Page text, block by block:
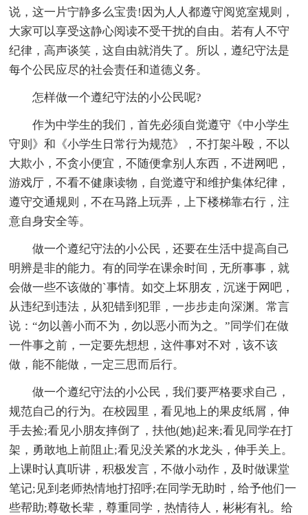
说，这一片宁静多么宝贵!因为人人都遵守阅览室规则，
大家可以享受这静心阅读不受干扰的自由。若有人不守
纪律，高声谈笑，这自由就消失了。所以，遵纪守法是
每个公民应尽的社会责任和道德义务。
怎样做一个遵纪守法的小公民呢?
作为中学生的我们，首先必须自觉遵守《中小学生
守则》和《小学生日常行为规范》，不打架斗殴，不以
大欺小，不贪小便宜，不随便拿别人东西，不进网吧，
游戏厅，不看不健康读物，自觉遵守和维护集体纪律，
遵守交通规则，不在马路上玩弄，上下楼梯靠右行，注
意自身安全等。
做一个遵纪守法的小公民，还要在生活中提高自己
明辨是非的能力。有的同学在课余时间，无所事事，就
会做一些不该做的`事情。如交上坏朋友，沉迷于网吧，
从违纪到违法，从犯错到犯罪，一步步走向深渊。常言
说：“勿以善小而不为，勿以恶小而为之。”同学们在做
一件事之前，一定要先想想，这件事对不对，该不该
做，能不能做，一定三思而后行。
做一个遵纪守法的小公民，我们要严格要求自己，
规范自己的行为。在校园里，看见地上的果皮纸屑，伸
手去捡;看见小朋友摔倒了，扶他(她)起来;看见同学在打
架，勇敢地上前阻止;看见没关紧的水龙头，伸手关上。
上课时认真听讲，积极发言，不做小动作，及时做课堂
笔记;见到老师热情地打招呼;在同学无助时，给予他们一
些帮助;尊敬长辈，尊重同学，热情待人，彬彬有礼。给